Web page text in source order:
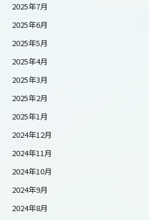
2025年7月
2025年6月
2025年5月
2025年4月
2025年3月
2025年2月
2025年1月
2024年12月
2024年11月
2024年10月
2024年9月
2024年8月